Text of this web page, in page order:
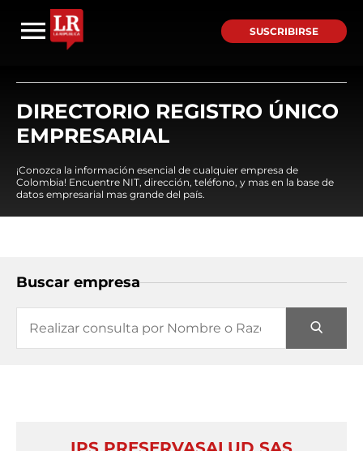
SUSCRIBIRSE
DIRECTORIO REGISTRO ÚNICO
EMPRESARIAL
¡Conozca la información esencial de cualquier empresa de
Colombia! Encuentre NIT, dirección, teléfono, y mas en la base de
datos empresarial mas grande del país.
Buscar empresa